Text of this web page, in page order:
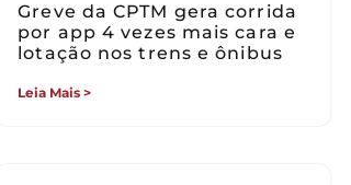
Greve da CPTM gera corrida
por app 4 vezes mais cara e
lotação nos trens e ônibus
Leia Mais >